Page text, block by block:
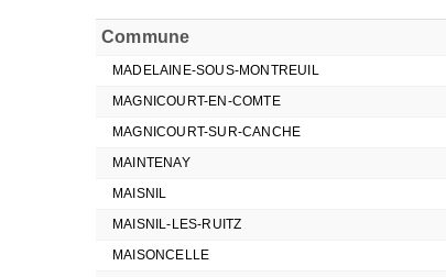
Commune
MADELAINE-SOUS-MONTREUIL
MAGNICOURT-EN-COMTE
MAGNICOURT-SUR-CANCHE
MAINTENAY
MAISNIL
MAISNIL-LES-RUITZ
MAISONCELLE